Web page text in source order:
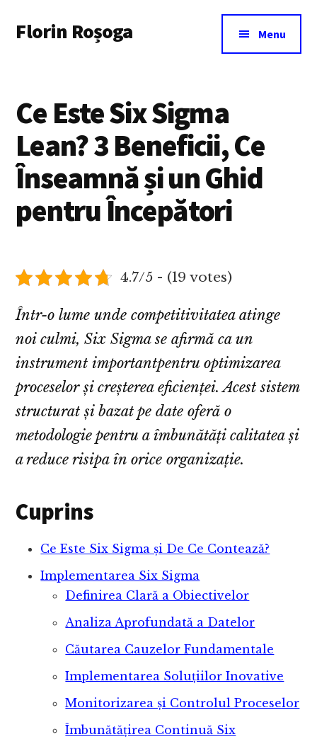
main
menu
Florin Roșoga Menu
Ce Este Six Sigma
Lean? 3 Beneficii, Ce
Înseamnă și un Ghid
pentru Începători
4.7/5 - (19 votes)
Într-o lume unde competitivitatea atinge
noi culmi, Six Sigma se afirmă ca un
instrument importantpentru optimizarea
proceselor și creșterea eficienței. Acest sistem
structurat și bazat pe date oferă o
metodologie pentru a îmbunătăți calitatea și
a reduce risipa în orice organizație.
Cuprins
Ce Este Six Sigma și De Ce Contează?
Implementarea Six Sigma
Definirea Clară a Obiectivelor
Analiza Aprofundată a Datelor
Căutarea Cauzelor Fundamentale
Implementarea Soluțiilor Inovative
Monitorizarea și Controlul Proceselor
Îmbunătățirea Continuă Six